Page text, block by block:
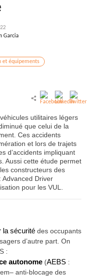
Garcia
et équipements
utilitaires légers
que celui de la
Ces accidents
et lors de trajets
d’accidents impliquant
Aussi cette étude permet
constructeurs des
Advanced Driver
pour les VUL.
la sécurité des occupants
d’autre part. On
:
autonome (AEBS :
anti-blocage des